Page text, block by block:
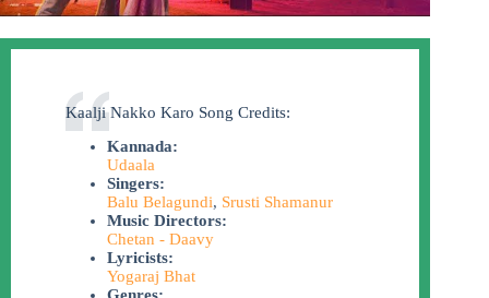
Kaalji Nakko Karo Song Credits:
Kannada:
Udaala
Singers:
Balu Belagundi, Srusti Shamanur
Music Directors:
Chetan - Daavy
Lyricists:
Yogaraj Bhat